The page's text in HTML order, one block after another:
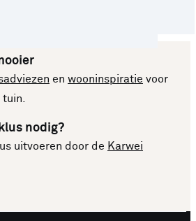
en wooninspiratie voor
nodig?
uitvoeren door de Karwei